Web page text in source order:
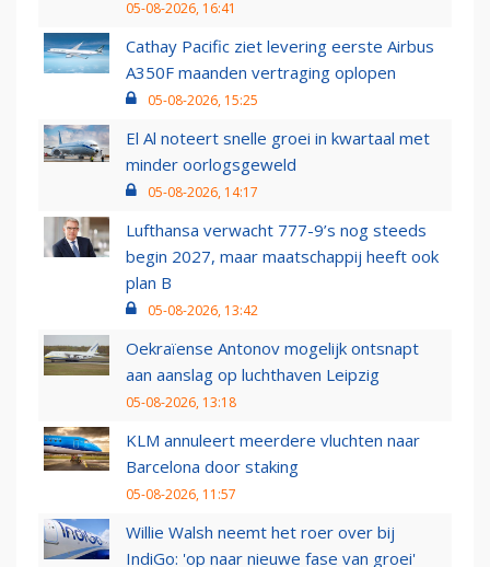
05-08-2026, 16:41
Cathay Pacific ziet levering eerste Airbus
A350F maanden vertraging oplopen
05-08-2026, 15:25
El Al noteert snelle groei in kwartaal met
minder oorlogsgeweld
05-08-2026, 14:17
Lufthansa verwacht 777-9’s nog steeds
begin 2027, maar maatschappij heeft ook
plan B
05-08-2026, 13:42
Oekraïense Antonov mogelijk ontsnapt
aan aanslag op luchthaven Leipzig
05-08-2026, 13:18
KLM annuleert meerdere vluchten naar
Barcelona door staking
05-08-2026, 11:57
Willie Walsh neemt het roer over bij
IndiGo: 'op naar nieuwe fase van groei'